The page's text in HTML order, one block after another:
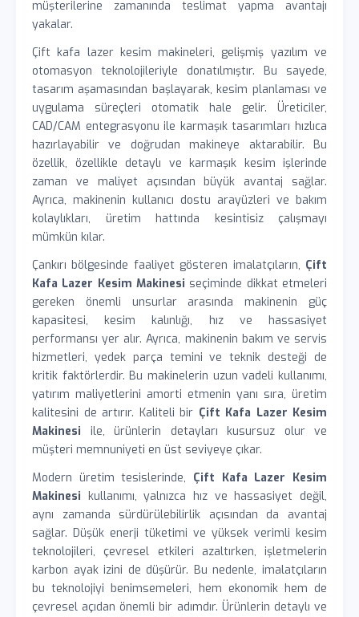
müşterilerine zamanında teslimat yapma avantajı
yakalar.
Çift kafa lazer kesim makineleri, gelişmiş yazılım ve
otomasyon teknolojileriyle donatılmıştır. Bu sayede,
tasarım aşamasından başlayarak, kesim planlaması ve
uygulama süreçleri otomatik hale gelir. Üreticiler,
CAD/CAM entegrasyonu ile karmaşık tasarımları hızlıca
hazırlayabilir ve doğrudan makineye aktarabilir. Bu
özellik, özellikle detaylı ve karmaşık kesim işlerinde
zaman ve maliyet açısından büyük avantaj sağlar.
Ayrıca, makinenin kullanıcı dostu arayüzleri ve bakım
kolaylıkları, üretim hattında kesintisiz çalışmayı
mümkün kılar.
Çankırı bölgesinde faaliyet gösteren imalatçıların, Çift
Kafa Lazer Kesim Makinesi seçiminde dikkat etmeleri
gereken önemli unsurlar arasında makinenin güç
kapasitesi, kesim kalınlığı, hız ve hassasiyet
performansı yer alır. Ayrıca, makinenin bakım ve servis
hizmetleri, yedek parça temini ve teknik desteği de
kritik faktörlerdir. Bu makinelerin uzun vadeli kullanımı,
yatırım maliyetlerini amorti etmenin yanı sıra, üretim
kalitesini de artırır. Kaliteli bir Çift Kafa Lazer Kesim
Makinesi ile, ürünlerin detayları kusursuz olur ve
müşteri memnuniyeti en üst seviyeye çıkar.
Modern üretim tesislerinde, Çift Kafa Lazer Kesim
Makinesi kullanımı, yalnızca hız ve hassasiyet değil,
aynı zamanda sürdürülebilirlik açısından da avantaj
sağlar. Düşük enerji tüketimi ve yüksek verimli kesim
teknolojileri, çevresel etkileri azaltırken, işletmelerin
karbon ayak izini de düşürür. Bu nedenle, imalatçıların
bu teknolojiyi benimsemeleri, hem ekonomik hem de
çevresel açıdan önemli bir adımdır. Ürünlerin detaylı ve